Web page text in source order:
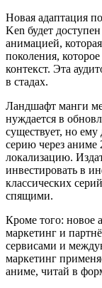
Новая адаптация
Ken будет
анимацией,
поколения,
контекст. Эта
в стадах.
Ландшафт манги
нуждается в
существует, но
серию через аниме
локализацию.
инвестировать в
классических
спящими.
Кроме того: новое
маркетинг и
сервисами и
маркетинг
аниме, читай в